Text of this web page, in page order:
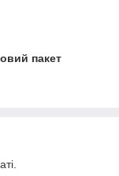
пакет